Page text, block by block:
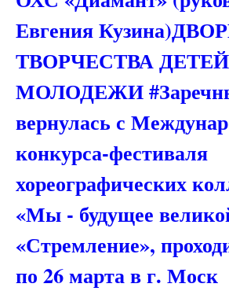
Евгения
ТВОРЧЕСТВА
МОЛОДЕЖИ
вернулась с
конкурса-фестиваля
хореографических
«Мы - будущее
«Стремление»,
по 26 марта в г. Моск